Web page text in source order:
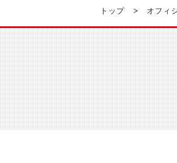
トップ オフィ